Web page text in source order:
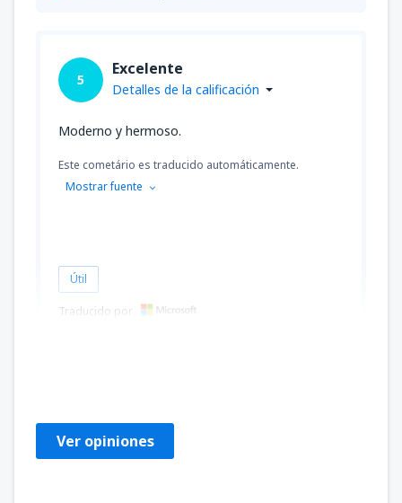
5
Excelente
Detalles de la calificación
Moderno y hermoso.
Este cometário es traducido automáticamente.
Mostrar fuente
Útil
Traducido por
Ver opiniones